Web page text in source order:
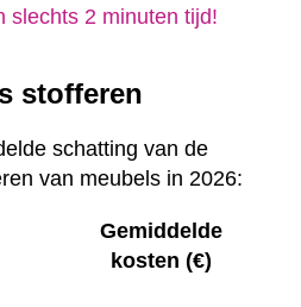
slechts 2 minuten tijd!
stofferen
schatting van de
van meubels in 2026:
Gemiddelde
kosten (€)